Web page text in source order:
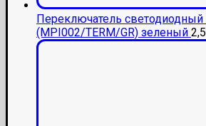
Переключатель светодиодный
(MPI002/TERM/GR) зеленый